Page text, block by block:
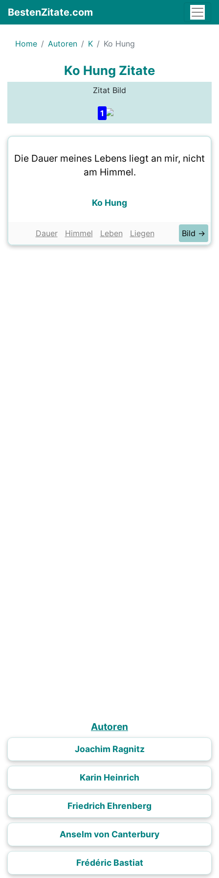
BestenZitate.com
Home Autoren K Ko Hung
Ko Hung Zitate
Zitat Bild
1
Die Dauer meines Lebens liegt an mir, nicht
am Himmel.
Ko Hung
Dauer Himmel Leben Liegen Bild →
Autoren
Joachim Ragnitz
Karin Heinrich
Friedrich Ehrenberg
Anselm von Canterbury
Frédéric Bastiat